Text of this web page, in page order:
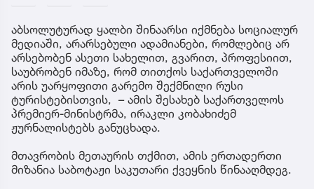
აბსოლუტურად ყალბი შინაარსი იქმნება სოციალურ
მედიაში, არარსებული ადამიანები, რომლებიც არ
არსებობენ ასეთი სახელით, გვარით, პროფესიით,
საუბრობენ იმაზე, რომ თითქოს საქართველოში
არის უარყოფითი გარემო შექმნილი რუსი
ტურისტებისთვის, – ამის შესახებ საქართველოს
პრემიერ-მინისტრმა, ირაკლი კობახიძემ
ჟურნალისტებს განუცხადა.
მთავრობის მეთაურის თქმით, ამის ერთადერთი
მიზანია საბოტაჟი საკუთარი ქვეყნის წინააღმდეგ.